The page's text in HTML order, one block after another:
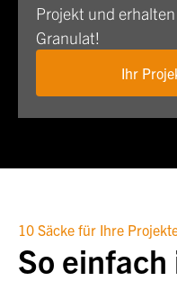
Projekt und
Granulat!
Ihr
10 Säcke für Ihre
So einfach